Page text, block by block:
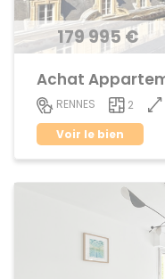
179 995 €
RENNES 2
Voir le bien